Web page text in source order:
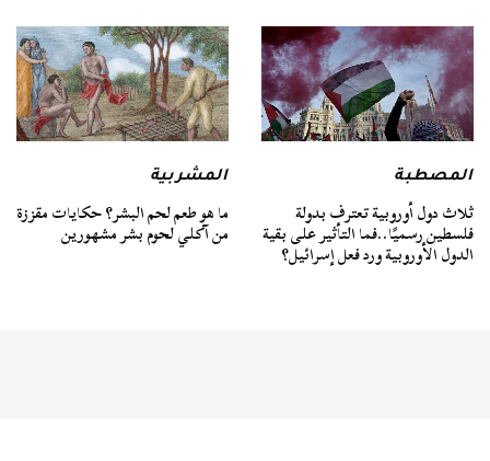
المصطبة
ثلاث دول أوروبية تعترف بدولة
فلسطين رسميًا..فما التأثير على بقية
الدول الأوروبية ورد فعل إسرائيل؟
المشربية
ما هو طعم لحم البشر؟ حكايات مقززة
من آكلي لحوم بشر مشهورين